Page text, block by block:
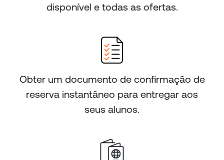
disponível e todas as ofertas.
Obter um documento de confirmação de
reserva instantâneo para entregar aos
seus alunos.